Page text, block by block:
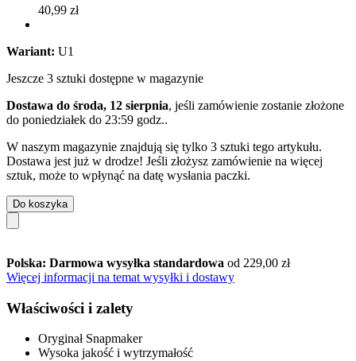
40,99 zł
Wariant: U1
Jeszcze 3 sztuki dostępne w magazynie
Dostawa do środa, 12 sierpnia, jeśli zamówienie zostanie złożone
do poniedziałek do 23:59 godz..
W naszym magazynie znajdują się tylko 3 sztuki tego artykułu.
Dostawa jest już w drodze! Jeśli złożysz zamówienie na więcej
sztuk, może to wpłynąć na datę wysłania paczki.
Do koszyka
Polska: Darmowa wysyłka standardowa od 229,00 zł
Więcej informacji na temat wysyłki i dostawy
Właściwości i zalety
Oryginał Snapmaker
Wysoka jakość i wytrzymałość